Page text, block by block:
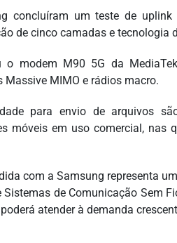
concluíram um teste de
de cinco camadas e tecnologia
o modem M90 5G da
Massive MIMO e rádios macro.
para envio de arquivos
móveis em uso comercial,
com a Samsung representa
de Comunicação Sem
atender à demanda